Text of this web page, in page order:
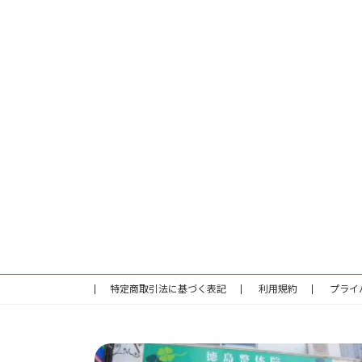
特定商取引法に基づく表記 利用規約 プライ